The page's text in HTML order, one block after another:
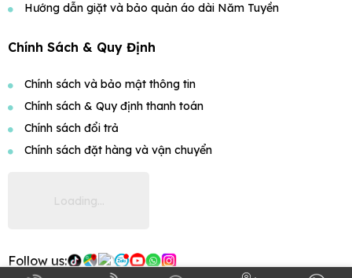
Hướng dẫn giặt và bảo quản áo dài Năm Tuyền
Chính Sách & Quy Định
Chính sách và bảo mật thông tin
Chính sách & Quy định thanh toán
Chính sách đổi trả
Chính sách đặt hàng và vận chuyển
Follow us: